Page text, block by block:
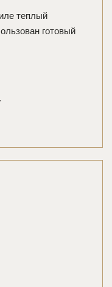
теплый
готовый